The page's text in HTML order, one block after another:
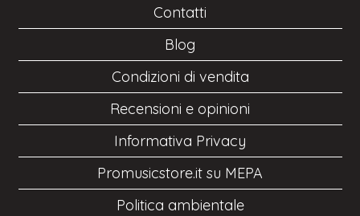
Contatti
Blog
Condizioni di vendita
Recensioni e opinioni
Informativa Privacy
Promusicstore.it su MEPA
Politica ambientale